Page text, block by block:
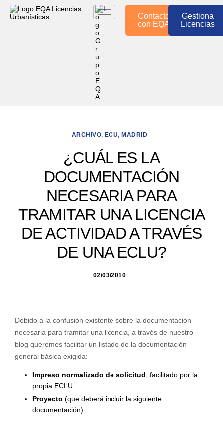
Contacto
con EQA
Gestiona
Licencias
ARCHIVO, ECU, MADRID
¿CUÁL ES LA
DOCUMENTACIÓN
NECESARIA PARA
TRAMITAR UNA LICENCIA
DE ACTIVIDAD A TRAVÉS
DE UNA ECLU?
02/03/2010
Debido a la confusión existente sobre la documentación
necesaria para tramitar una licencia, a través de nuestro
blog queremos facilitar un listado de la documentación
general básica exigida:
Impreso normalizado de solicitud, facilitado por la
propia ECLU.
Proyecto (que deberá incluir la siguiente
documentación)